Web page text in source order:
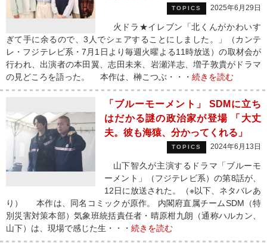
TOPICS 2025年6月29日
火ドラ★イレブン「北くんがかわいす
ぎて手に余るので、3人でシェアすることにしました。」（カンテ
レ・フジテレビ系・7月1日より毎週火曜よる11時放送）の取材会が
行われ、出演者の本田翼、志田未来、岩瀬洋志、増子敦貴がドラマ
の見どころを語った。 本作は、榊こつぶ・・・ 続きを読む
「ブルーモーメント」 SDMに立ち
はだかる謎の政治家が登場 「大丈
夫。彼も海猿、分かってくれる」
TOPICS 2024年6月13日
山下智久が主演するドラマ「ブルーモ
ーメント」（フジテレビ系）の第8話が、
12日に放送された。（※以下、ネタバレあ
り） 本作は、同名コミックが原作。 内閣府直属チームSDM（特
別災害対策本部）気象班統括責任者・晴原柑九朗（通称ハルカン、
山下）は、現場で感じた生・・・ 続きを読む